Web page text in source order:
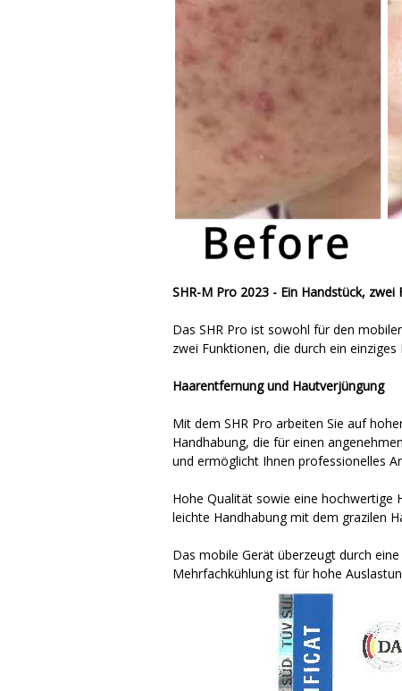
SHR-M Pro 2023 - Ein Handstück, zwei
Das SHR Pro ist sowohl für den
zwei Funktionen, die durch ein
Haarentfernung und Hautverjüngung
Mit dem SHR Pro arbeiten Sie auf
Handhabung, die für einen
und ermöglicht Ihnen professionelles
Hohe Qualität sowie eine hochwertige
leichte Handhabung mit dem grazilen
Das mobile Gerät überzeugt durch
Mehrfachkühlung ist für hohe